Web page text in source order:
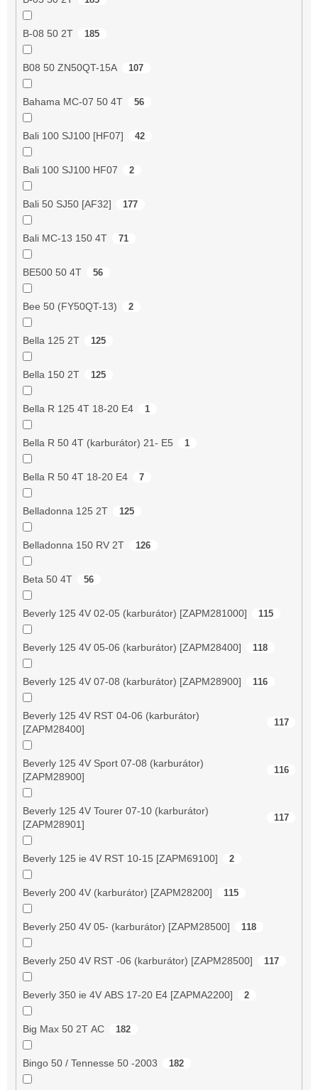
B-08 50 2T 185
B08 50 ZN50QT-15A 107
Bahama MC-07 50 4T 56
Bali 100 SJ100 [HF07] 42
Bali 100 SJ100 HF07 2
Bali 50 SJ50 [AF32] 177
Bali MC-13 150 4T 71
BE500 50 4T 56
Bee 50 (FY50QT-13) 2
Bella 125 2T 125
Bella 150 2T 125
Bella R 125 4T 18-20 E4 1
Bella R 50 4T (karburátor) 21- E5 1
Bella R 50 4T 18-20 E4 7
Belladonna 125 2T 125
Belladonna 150 RV 2T 126
Beta 50 4T 56
Beverly 125 4V 02-05 (karburátor) [ZAPM281000] 115
Beverly 125 4V 05-06 (karburátor) [ZAPM28400] 118
Beverly 125 4V 07-08 (karburátor) [ZAPM28900] 116
Beverly 125 4V RST 04-06 (karburátor)
[ZAPM28400]
117
Beverly 125 4V Sport 07-08 (karburátor)
[ZAPM28900]
116
Beverly 125 4V Tourer 07-10 (karburátor)
[ZAPM28901]
117
Beverly 125 ie 4V RST 10-15 [ZAPM69100] 2
Beverly 200 4V (karburátor) [ZAPM28200] 115
Beverly 250 4V 05- (karburátor) [ZAPM28500] 118
Beverly 250 4V RST -06 (karburátor) [ZAPM28500] 117
Beverly 350 ie 4V ABS 17-20 E4 [ZAPMA2200] 2
Big Max 50 2T AC 182
Bingo 50 / Tennesse 50 -2003 182